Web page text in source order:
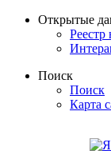
Открытые
Поиск
Поиск
Карта